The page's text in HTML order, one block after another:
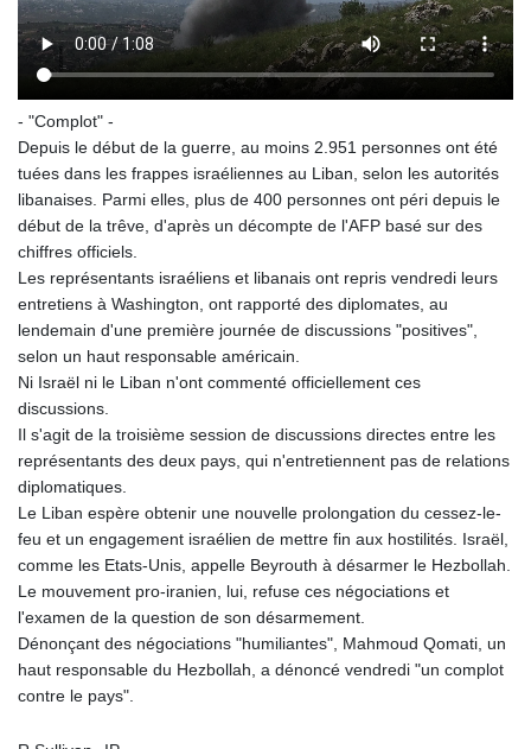
- "Complot" -
Depuis le début de la guerre, au moins 2.951 personnes ont été
tuées dans les frappes israéliennes au Liban, selon les autorités
libanaises. Parmi elles, plus de 400 personnes ont péri depuis le
début de la trêve, d'après un décompte de l'AFP basé sur des
chiffres officiels.
Les représentants israéliens et libanais ont repris vendredi leurs
entretiens à Washington, ont rapporté des diplomates, au
lendemain d'une première journée de discussions "positives",
selon un haut responsable américain.
Ni Israël ni le Liban n'ont commenté officiellement ces
discussions.
Il s'agit de la troisième session de discussions directes entre les
représentants des deux pays, qui n'entretiennent pas de relations
diplomatiques.
Le Liban espère obtenir une nouvelle prolongation du cessez-le-
feu et un engagement israélien de mettre fin aux hostilités. Israël,
comme les Etats-Unis, appelle Beyrouth à désarmer le Hezbollah.
Le mouvement pro-iranien, lui, refuse ces négociations et
l'examen de la question de son désarmement.
Dénonçant des négociations "humiliantes", Mahmoud Qomati, un
haut responsable du Hezbollah, a dénoncé vendredi "un complot
contre le pays".